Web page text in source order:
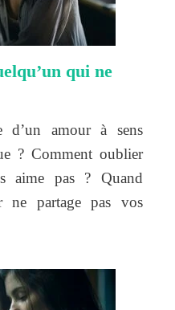
qui ne
amour à sens
? Comment oublier
aime pas ? Quand
ne partage pas vos